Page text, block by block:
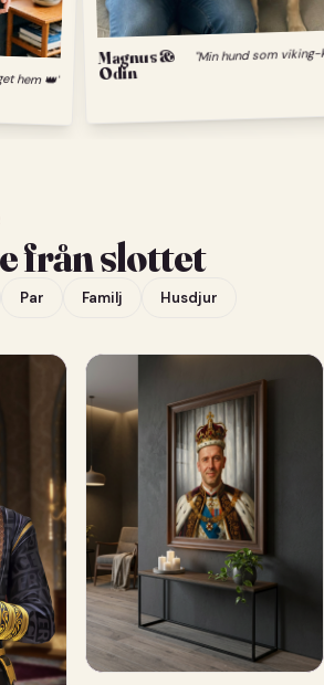
hem 👑"
Magnus &
Odin
från slottet
Par Familj Husdjur